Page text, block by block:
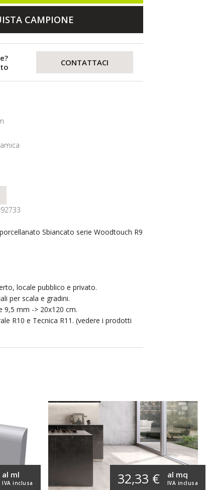
CAMPIONE
CONTATTACI
Sbiancato serie Woodtouch R9
locale pubblico e privato.
per scala e gradini.
9,5 mm -> 20x120 cm.
R10 e Tecnica R11. (vedere i prodotti
IVA inclusa
al ml 32,33 € IVA inclusa
al mq